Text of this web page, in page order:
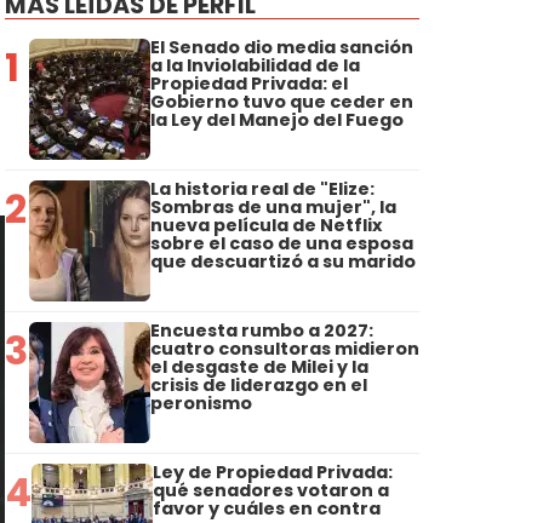
1 El Senado dio media sanción
a la Inviolabilidad de la
Propiedad Privada: el
Gobierno tuvo que ceder en
la Ley del Manejo del Fuego
2 La historia real de "Elize:
Sombras de una mujer", la
nueva película de Netflix
sobre el caso de una esposa
que descuartizó a su marido
3 Encuesta rumbo a 2027:
cuatro consultoras midieron
el desgaste de Milei y la
crisis de liderazgo en el
peronismo
4 Ley de Propiedad Privada:
qué senadores votaron a
favor y cuáles en contra